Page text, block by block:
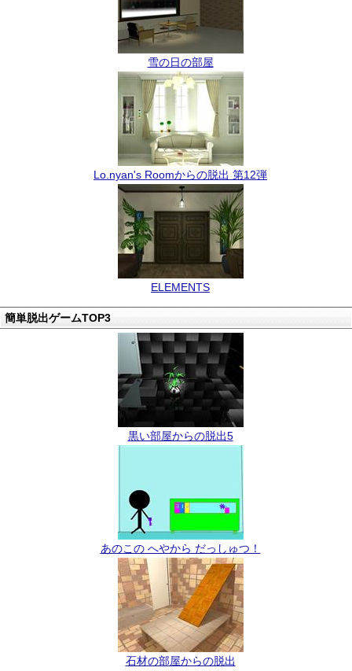
雪の日の部屋
Lo.nyan's Roomからの脱出 第12弾
ELEMENTS
簡単脱出ゲームTOP3
黒い部屋からの脱出5
あのこの へやから だっしゅつ！
石材の部屋からの脱出